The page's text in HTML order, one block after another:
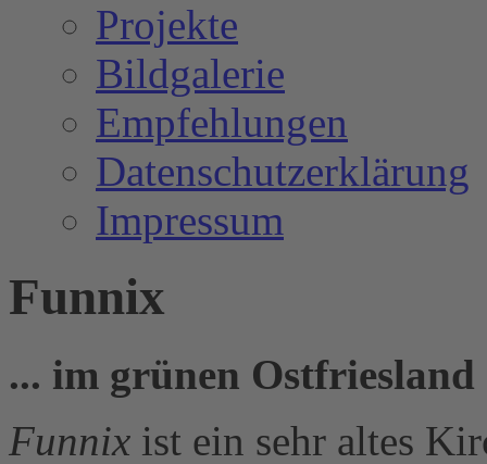
Projekte
Bildgalerie
Empfehlungen
Datenschutzerklärung
Impressum
Funnix
... im grünen Ostfriesland
Funnix ist ein sehr altes